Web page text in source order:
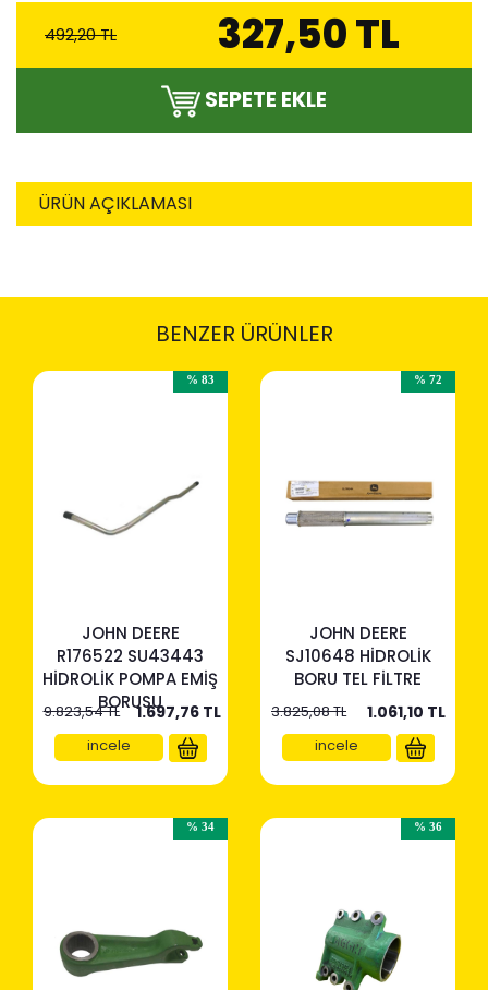
492,20 TL 327,50 TL
SEPETE EKLE
ÜRÜN AÇIKLAMASI
BENZER ÜRÜNLER
% 83
JOHN DEERE
R176522 SU43443
HİDROLİK POMPA EMİŞ
BORUSU
9.823,54 TL 1.697,76 TL
incele
% 72
JOHN DEERE
SJ10648 HİDROLİK
BORU TEL FİLTRE
3.825,08 TL 1.061,10 TL
incele
% 34 % 36